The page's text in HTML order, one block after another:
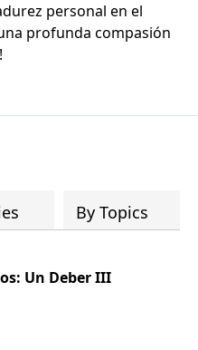
personal en el
profunda compasión
By Topics
Un Deber III